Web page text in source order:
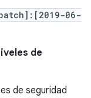
06-
de
de seguridad